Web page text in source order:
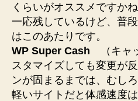
くらいがオススメですかね
一応残しているけど、普
はこのあたりです。
WP Super Cash （キャ
スタマイズしても変更が
ンが固まるまでは、むし
軽いサイトだと体感速度